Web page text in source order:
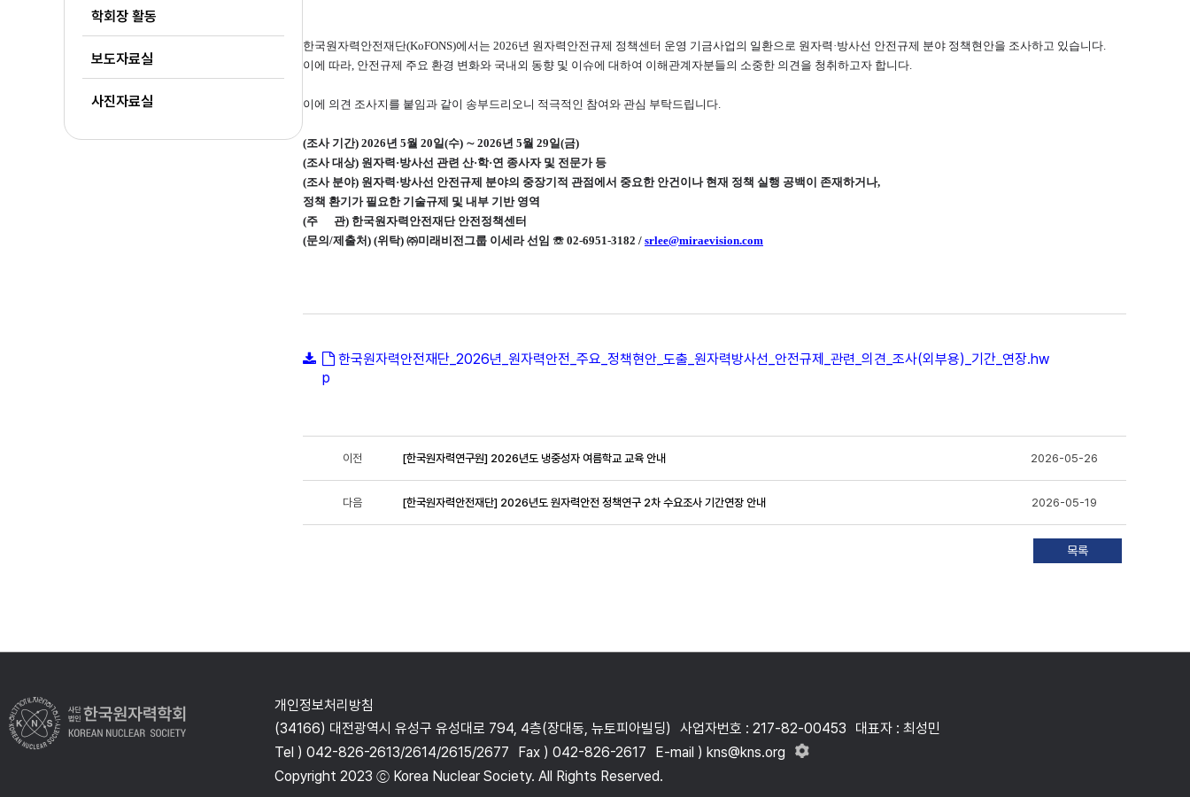
학회장 활동
보도자료실
사진자료실
한국원자력안전재단(KoFONS)에서는 2026년 원자력안전규제 정책센터 운영 기금사업의 일환으로 원자력·방사선 안전규제 분야 정책현안을 조사하고 있습니다.
이에 따라, 안전규제 주요 환경 변화와 국내외 동향 및 이슈에 대하여 이해관계자분들의 소중한 의견을 청취하고자 합니다.
이에 의견 조사지를 붙임과 같이 송부드리오니 적극적인 참여와 관심 부탁드립니다.
(조사 기간) 2026년 5월 20일(수) ∼ 2026년 5월 29일(금)
(조사 대상) 원자력·방사선 관련 산·학·연 종사자 및 전문가 등
(조사 분야) 원자력·방사선 안전규제 분야의 중장기적 관점에서 중요한 안건이나 현재 정책 실행 공백이 존재하거나,
정책 환기가 필요한 기술규제 및 내부 기반 영역
(주 관) 한국원자력안전재단 안전정책센터
(문의/제출처) (위탁) ㈜미래비전그룹 이세라 선임 ☏ 02-6951-3182 / srlee@miraevision.com
한국원자력안전재단_2026년_원자력안전_주요_정책현안_도출_원자력방사선_안전규제_관련_의견_조사(외부용)_기간_연장.hw
p
이전 [한국원자력연구원] 2026년도 냉중성자 여름학교 교육 안내 2026-05-26
다음 [한국원자력안전재단] 2026년도 원자력안전 정책연구 2차 수요조사 기간연장 안내 2026-05-19
개인정보처리방침
(34166) 대전광역시 유성구 유성대로 794, 4층(장대동, 뉴토피아빌딩)
사업자번호 : 217-82-00453
대표자 : 최성민
Tel ) 042-826-2613/2614/2615/2677
Fax ) 042-826-2617
E-mail ) kns@kns.org
Copyright 2023 ⓒ Korea Nuclear Society. All Rights Reserved.